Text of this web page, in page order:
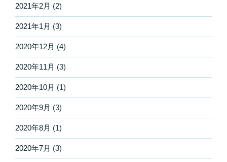
2021年2月 (2)
2021年1月 (3)
2020年12月 (4)
2020年11月 (3)
2020年10月 (1)
2020年9月 (3)
2020年8月 (1)
2020年7月 (3)